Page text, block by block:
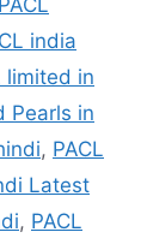
india
limited in
Pearls in
, PACL
Latest
, PACL